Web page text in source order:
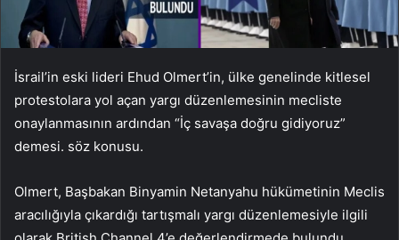
İsrail’in eski lideri Ehud Olmert’in, ülke genelinde kitlesel
protestolara yol açan yargı düzenlemesinin mecliste
onaylanmasının ardından “İç savaşa doğru gidiyoruz”
demesi. söz konusu.
Olmert, Başbakan Binyamin Netanyahu hükümetinin Meclis
aracılığıyla çıkardığı tartışmalı yargı düzenlemesiyle ilgili